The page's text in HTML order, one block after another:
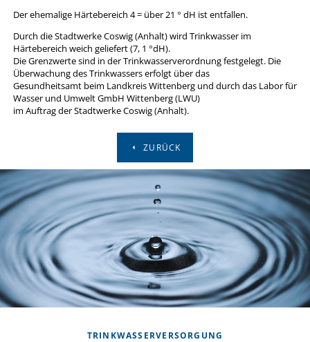
Der ehemalige Härtebereich 4 = über 21 ° dH ist entfallen.
Durch die Stadtwerke Coswig (Anhalt) wird Trinkwasser im
Härtebereich weich geliefert (7, 1 °dH).
Die Grenzwerte sind in der Trinkwasserverordnung festgelegt. Die
Überwachung des Trinkwassers erfolgt über das
Gesundheitsamt beim Landkreis Wittenberg und durch das Labor für
Wasser und Umwelt GmbH Wittenberg (LWU)
im Auftrag der Stadtwerke Coswig (Anhalt).
ZURÜCK
TRINKWASSERVERSORGUNG